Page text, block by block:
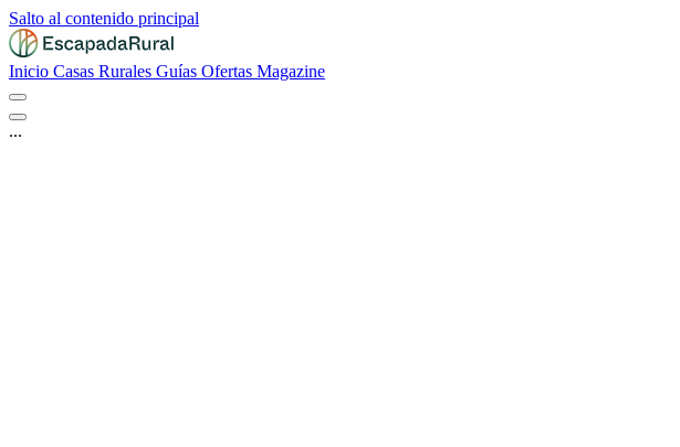
Salto al contenido principal
Inicio Casas Rurales Guías Ofertas Magazine
...